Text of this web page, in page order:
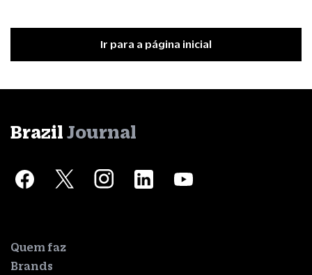
Ir para a página inicial
Brazil Journal
Quem faz
Brands